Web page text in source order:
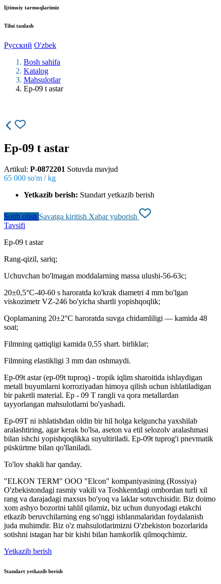
Ijtimoiy tarmoqlarimiz
Tilni tanlash
Русский O'zbek
Bosh sahifa
Katalog
Mahsulotlar
Ep-09 t astar
Ep-09 t astar
Artikul: P-0872201 Sotuvda mavjud
65 000 so'm / kg
Yetkazib berish: Standart yetkazib berish
Sotib olish Savatga kiritish Xabar yuborish
Tavsifi
Ep-09 t astar
Rang-qizil, sariq;
Uchuvchan bo'lmagan moddalarning massa ulushi-56-63c;
20±0,5°C-40-60 s haroratda ko'krak diametri 4 mm bo'lgan
viskozimetr VZ-246 bo'yicha shartli yopishqoqlik;
Qoplamaning 20±2°C haroratda suvga chidamliligi — kamida 48
soat;
Filmning qattiqligi kamida 0,55 shart. birliklar;
Filmning elastikligi 3 mm dan oshmaydi.
Ep-09t astar (ep-09t tuproq) - tropik iqlim sharoitida ishlaydigan
metall buyumlarni korroziyadan himoya qilish uchun ishlatiladigan
bir paketli material. Ep - 09 T rangli va qora metallardan
tayyorlangan mahsulotlarni bo'yashadi.
Ep-09T ni ishlatishdan oldin bir hil holga kelguncha yaxshilab
aralashtiring, agar kerak bo'lsa, aseton va etil selozolv aralashmasi
bilan ishchi yopishqoqlikka suyultiriladi. Ep-09t tuprog'i pnevmatik
püskürtme bilan qo'llaniladi.
To'lov shakli har qanday.
"ELKON TERM" OOO "Elcon" kompaniyasining (Rossiya)
O'zbekistondagi rasmiy vakili va Toshkentdagi ombordan turli xil
rang va darajadagi maxsus bo'yoq va laklar sotuvchisidir. Biz doimo
xom ashyo bozorini tahlil qilamiz, biz uchun dunyodagi etakchi
etkazib beruvchilarning eng so'nggi ishlanmalaridan foydalanish
juda muhimdir. Biz o'z mahsulotlarimizni O'zbekiston bozorlarida
sotishni istagan har bir kishi bilan hamkorlik qilmoqchimiz.
Yetkazib berish
Standart yetkazib berish